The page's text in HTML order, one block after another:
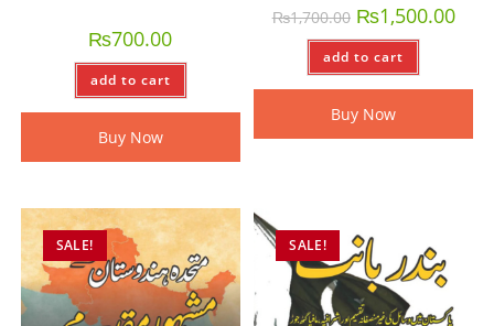
₨700.00
add to cart
Buy Now
₨1,700.00 ₨1,500.00
add to cart
Buy Now
SALE! SALE!